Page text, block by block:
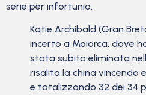
serie per infortunio.
Katie Archibald (Gran
incerto a Maiorca, dove
stata subito eliminata
risalito la china vincendo
e totalizzando 32 dei 34